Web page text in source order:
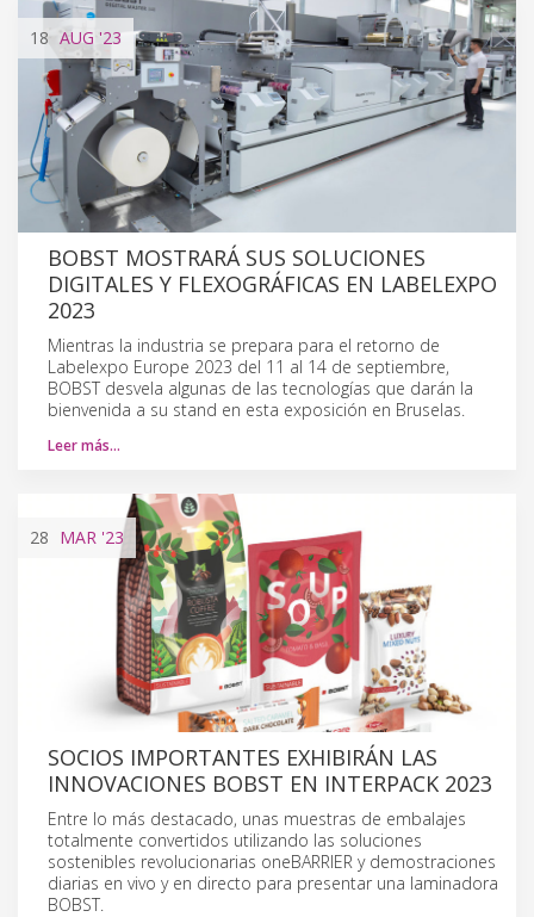
18 AUG '23
BOBST MOSTRARÁ SUS SOLUCIONES
DIGITALES Y FLEXOGRÁFICAS EN LABELEXPO
2023
Mientras la industria se prepara para el retorno de
Labelexpo Europe 2023 del 11 al 14 de septiembre,
BOBST desvela algunas de las tecnologías que darán la
bienvenida a su stand en esta exposición en Bruselas.
Leer más…
28 MAR '23
SOCIOS IMPORTANTES EXHIBIRÁN LAS
INNOVACIONES BOBST EN INTERPACK 2023
Entre lo más destacado, unas muestras de embalajes
totalmente convertidos utilizando las soluciones
sostenibles revolucionarias oneBARRIER y demostraciones
diarias en vivo y en directo para presentar una laminadora
BOBST.